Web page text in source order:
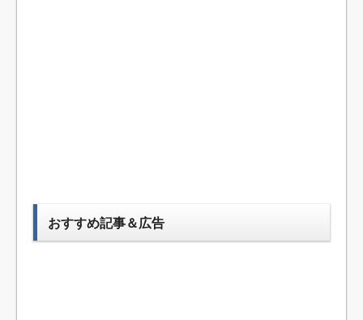
おすすめ記事＆広告